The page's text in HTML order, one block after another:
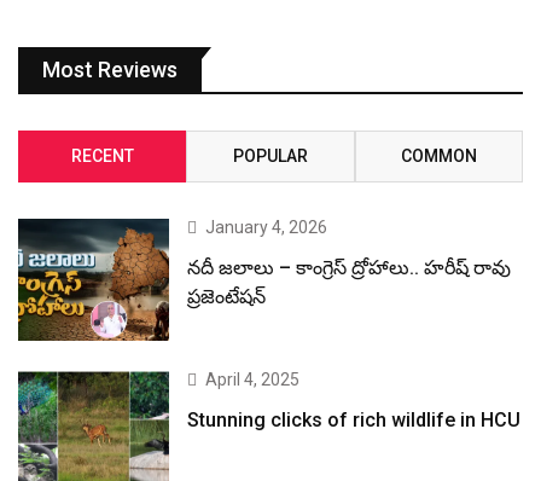
Most Reviews
RECENT POPULAR COMMON
January 4, 2026
నదీ జలాలు – కాంగ్రెస్ ద్రోహాలు.. హరీష్ రావు
ప్రజెంటేషన్
April 4, 2025
Stunning clicks of rich wildlife in HCU